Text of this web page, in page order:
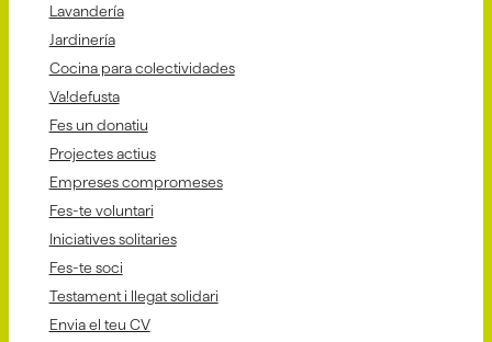
Lavandería
Jardinería
Cocina para colectividades
Va!defusta
Fes un donatiu
Projectes actius
Empreses compromeses
Fes-te voluntari
Iniciatives solitaries
Fes-te soci
Testament i llegat solidari
Envia el teu CV